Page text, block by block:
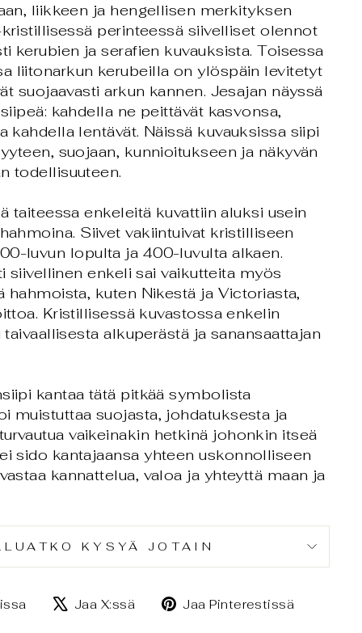
liikkeen ja hengellisen merkityksen
perinteessä siivelliset olennot
kerubien ja serafien kuvauksista. Toisessa
liitonarkun kerubeilla on ylöspäin levitetyt
suojaavasti arkun kannen. Jesajan näyssä
kahdella ne peittävät kasvonsa,
kahdella lentävät. Näissä kuvauksissa siipi
suojaan, kunnioitukseen ja näkyvän
todellisuuteen.
taiteessa enkeleitä kuvattiin aluksi usein
Siivet vakiintuivat kristilliseen
luvun lopulta ja 400-luvulta alkaen.
siivellinen enkeli sai vaikutteita myös
hahmoista, kuten Nikestä ja Victoriasta,
Kristillisessä kuvastossa enkelin
alkuperästä ja sanansaattajan
kantaa tätä pitkää symbolista
muistuttaa suojasta, johdatuksesta ja
vaikeinakin hetkinä johonkin itseä
sido kantajaansa yhteen uskonnolliseen
kannattelua, valoa ja yhteyttä maan ja
KYSYÄ JOTAIN
Jaa
Jaa X:ssä
Jaa
Jaa Pinterestissä